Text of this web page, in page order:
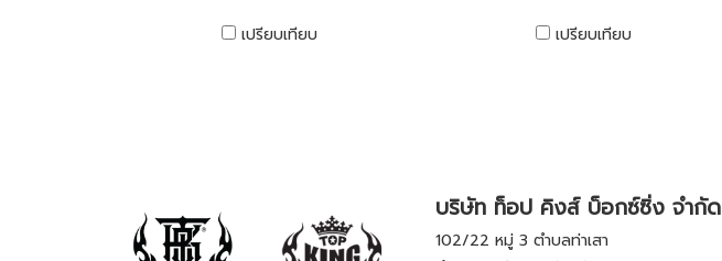
เปรียบเทียบ เปรียบเทียบ
บริษัท ท็อป คิงส์ บ็อกซ์ซิ่ง จำกัด
102/22 หมู่ 3 ตำบลท่าเสา